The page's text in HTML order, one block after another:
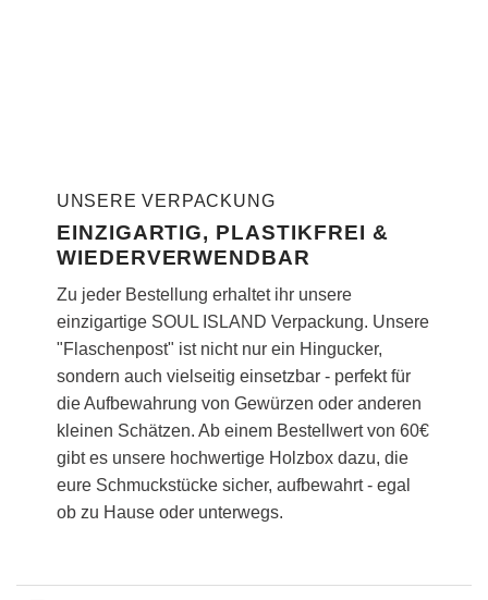
UNSERE VERPACKUNG
EINZIGARTIG, PLASTIKFREI &
WIEDERVERWENDBAR
Zu jeder Bestellung erhaltet ihr unsere
einzigartige SOUL ISLAND Verpackung. Unsere
"Flaschenpost" ist nicht nur ein Hingucker,
sondern auch vielseitig einsetzbar - perfekt für
die Aufbewahrung von Gewürzen oder anderen
kleinen Schätzen. Ab einem Bestellwert von 60€
gibt es unsere hochwertige Holzbox dazu, die
eure Schmuckstücke sicher, aufbewahrt - egal
ob zu Hause oder unterwegs.